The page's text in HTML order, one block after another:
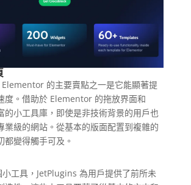
的主要賣點之一是它能顯著提
度。借助於 Elementor 的拖放界面和
的小工具庫，即使是非技術背景的用戶也
業級的網站。從基本的版面配置到複雜的
都變得觸手可及。
工具，JetPlugins 為用戶提供了前所未